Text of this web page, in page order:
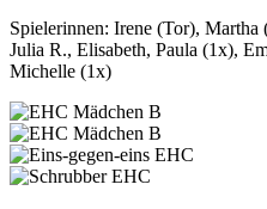
Spielerinnen: Irene (Tor),
Julia R., Elisabeth, Paula (1x),
Michelle (1x)